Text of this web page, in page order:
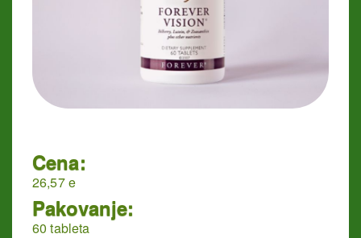
Cena:
26,57 e
Pakovanje:
60 tableta